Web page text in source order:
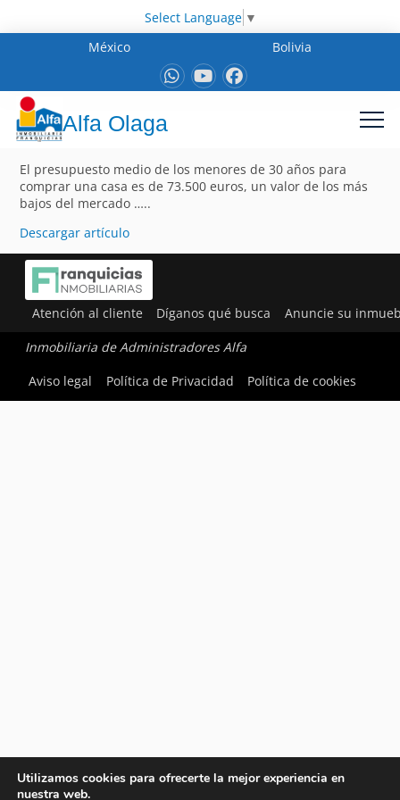
Select Language ▼
México
Bolivia
Alfa Olaga
El presupuesto medio de los menores de 30 años para
comprar una casa es de 73.500 euros, un valor de los más
bajos del mercado …..
Descargar artículo
Atención al cliente Díganos qué busca Anuncie su
Inmobiliaria de Administradores Alfa
Aviso legal
Política de Privacidad Política de cookies
Utilizamos cookies para ofrecerte la mejor experiencia en
nuestra web.